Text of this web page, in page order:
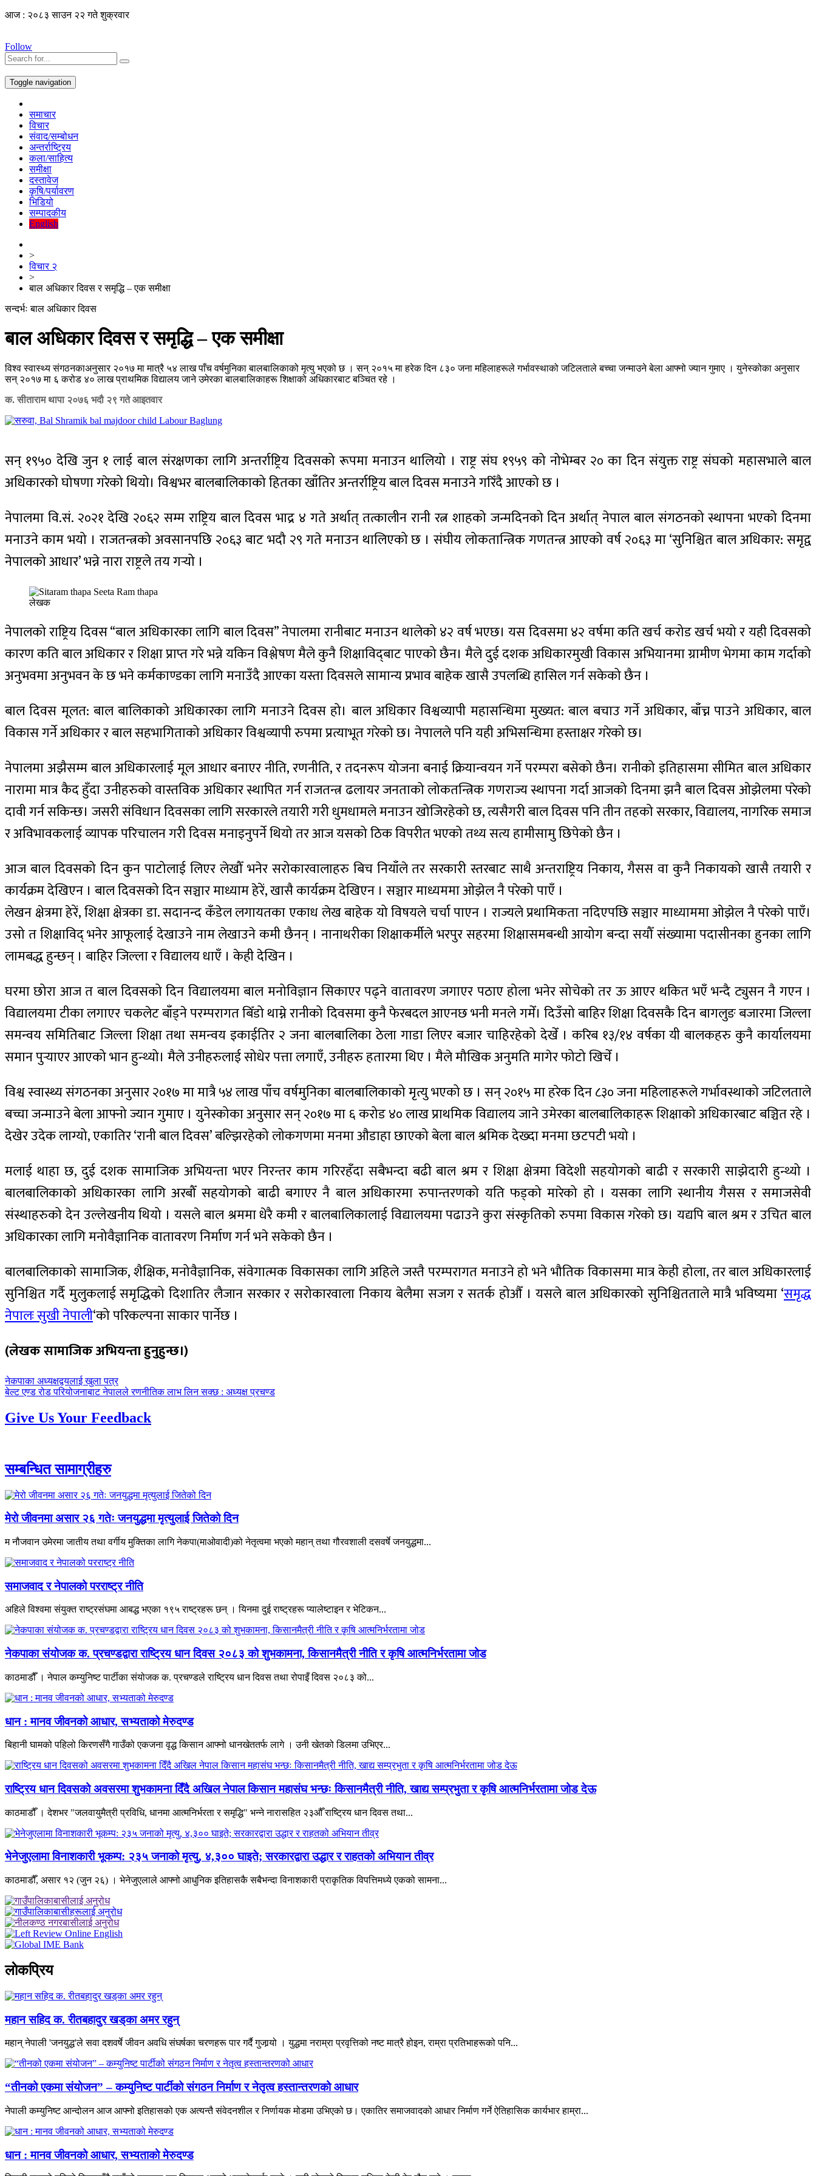
आज : २०८३ साउन २२ गते शुक्रवार
Follow
Toggle navigation
समाचार
विचार
संवाद/सम्बोधन
अन्तर्राष्ट्रिय
कला/साहित्य
समीक्षा
दस्तावेज
कृषि/पर्यावरण
भिडियो
सम्पादकीय
English
>
विचार २
>
बाल अधिकार दिवस र समृद्धि – एक समीक्षा
सन्दर्भः बाल अधिकार दिवस
बाल अधिकार दिवस र समृद्धि – एक समीक्षा
विश्व स्वास्थ्य संगठनकाअनुसार २०१७ मा मात्रै ५४ लाख पाँच वर्षमुनिका बालबालिकाको मृत्यु भएको छ । सन् २०१५ मा हरेक दिन ८३० जना महिलाहरूले गर्भावस्थाको जटिलताले बच्चा जन्माउने बेला आफ्नो ज्यान गुमाए । युनेस्कोका अनुसार
सन् २०१७ मा ६ करोड ४० लाख प्राथमिक विद्यालय जाने उमेरका बालबालिकाहरू शिक्षाको अधिकारबाट बञ्चित रहे ।
क. सीताराम थापा २०७६ भदौ २९ गते आइतवार
सन् १९५० देखि जुन १ लाई बाल संरक्षणका लागि अन्तर्राष्ट्रिय दिवसको रूपमा मनाउन थालियो । राष्ट्र संघ १९५९ को नोभेम्बर २० का दिन संयुक्त राष्ट्र संघको महासभाले बाल
अधिकारको घोषणा गरेको थियो। विश्वभर बालबालिकाको हितका खाँतिर अन्तर्राष्ट्रिय बाल दिवस मनाउने गरिँदै आएको छ ।
नेपालमा वि.सं. २०२१ देखि २०६२ सम्म राष्ट्रिय बाल दिवस भाद्र ४ गते अर्थात् तत्कालीन रानी रत्न शाहको जन्मदिनको दिन अर्थात् नेपाल बाल संगठनको स्थापना भएको दिनमा
मनाउने काम भयो । राजतन्त्रको अवसानपछि २०६३ बाट भदौ २९ गते मनाउन थालिएको छ । संघीय लोकतान्त्रिक गणतन्त्र आएको वर्ष २०६३ मा ‘सुनिश्चित बाल अधिकार: समृद्व
नेपालको आधार’ भन्ने नारा राष्ट्रले तय गर्‍यो ।
लेखक
नेपालको राष्ट्रिय दिवस “बाल अधिकारका लागि बाल दिवस” नेपालमा रानीबाट मनाउन थालेको ४२ वर्ष भएछ। यस दिवसमा ४२ वर्षमा कति खर्च करोड खर्च भयो र यही दिवसको
कारण कति बाल अधिकार र शिक्षा प्राप्त गरे भन्ने यकिन विश्लेषण मैले कुनै शिक्षाविद्‌बाट पाएको छैन। मैले दुई दशक अधिकारमुखी विकास अभियानमा ग्रामीण भेगमा काम गर्दाको
अनुभवमा अनुभवन के छ भने कर्मकाण्डका लागि मनाउँदै आएका यस्ता दिवसले सामान्य प्रभाव बाहेक खासै उपलब्धि हासिल गर्न सकेको छैन ।
बाल दिवस मूलत: बाल बालिकाको अधिकारका लागि मनाउने दिवस हो। बाल अधिकार विश्वव्यापी महासन्धिमा मुख्यत: बाल बचाउ गर्ने अधिकार, बाँच्न पाउने अधिकार, बाल
विकास गर्ने अधिकार र बाल सहभागिताको अधिकार विश्वव्यापी रुपमा प्रत्याभूत गरेको छ। नेपालले पनि यही अभिसन्धिमा हस्ताक्षर गरेको छ।
नेपालमा अझैसम्म बाल अधिकारलाई मूल आधार बनाएर नीति, रणनीति, र तदनरूप योजना बनाई क्रियान्वयन गर्ने परम्परा बसेको छैन। रानीको इतिहासमा सीमित बाल अधिकार
नारामा मात्र कैद हुँदा उनीहरुको वास्तविक अधिकार स्थापित गर्न राजतन्त्र ढलायर जनताको लोकतन्त्रिक गणराज्य स्थापना गर्दा आजको दिनमा झनै बाल दिवस ओझेलमा परेको
दावी गर्न सकिन्छ। जसरी संविधान दिवसका लागि सरकारले तयारी गरी धुमधामले मनाउन खोजिरहेको छ, त्यसैगरी बाल दिवस पनि तीन तहको सरकार, विद्यालय, नागरिक समाज
र अविभावकलाई व्यापक परिचालन गरी दिवस मनाइनुपर्ने थियो तर आज यसको ठिक विपरीत भएको तथ्य सत्य हामीसामु छिपेको छैन ।
आज बाल दिवसको दिन कुन पाटोलाई लिएर लेखौँ भनेर सरोकारवालाहरु बिच नियाँले तर सरकारी स्तरबाट साथै अन्तराष्ट्रिय निकाय, गैसस वा कुनै निकायको खासै तयारी र
कार्यक्रम देखिएन । बाल दिवसको दिन सञ्चार माध्याम हेरें, खासै कार्यक्रम देखिएन । सञ्चार माध्यममा ओझेल नै परेको पाएँ ।
लेखन क्षेत्रमा हेरें, शिक्षा क्षेत्रका डा. सदानन्द कँडेल लगायतका एकाध लेख बाहेक यो विषयले चर्चा पाएन । राज्यले प्रथामिकता नदिएपछि सञ्चार माध्याममा ओझेल नै परेको पाएँ।
उसो त शिक्षाविद्‌ भनेर आफूलाई देखाउने नाम लेखाउने कमी छैनन् । नानाथरीका शिक्षाकर्मीले भरपुर सहरमा शिक्षासमबन्धी आयोग बन्दा सयौँ संख्यामा पदासीनका हुनका लागि
लामबद्ध हुन्छन् । बाहिर जिल्ला र विद्यालय धाएँ । केही देखिन ।
घरमा छोरा आज त बाल दिवसको दिन विद्यालयमा बाल मनोविज्ञान सिकाएर पढ्ने वातावरण जगाएर पठाए होला भनेर सोचेको तर ऊ आएर थकित भएँ भन्दै ट्युसन नै गएन ।
विद्यालयमा टीका लगाएर चकलेट बाँड्ने परम्परागत बिँडो थाम्ने रानीको दिवसमा कुनै फेरबदल आएनछ भनी मनले गमेँ। दिउँसो बाहिर शिक्षा दिवसकै दिन बागलुङ बजारमा जिल्ला
समन्वय समितिबाट जिल्ला शिक्षा तथा समन्वय इकाईतिर २ जना बालबालिका ठेला गाडा लिएर बजार चाहिरहेको देखेँ । करिब १३/१४ वर्षका यी बालकहरु कुनै कार्यालयमा
समान पुर्‍याएर आएको भान हुन्थ्यो। मैले उनीहरुलाई सोधेर पत्ता लगाएँ, उनीहरु हतारमा थिए । मैले मौखिक अनुमति मागेर फोटो खिचेँ ।
विश्व स्वास्थ्य संगठनका अनुसार २०१७ मा मात्रै ५४ लाख पाँच वर्षमुनिका बालबालिकाको मृत्यु भएको छ । सन् २०१५ मा हरेक दिन ८३० जना महिलाहरूले गर्भावस्थाको जटिलताले
बच्चा जन्माउने बेला आफ्नो ज्यान गुमाए । युनेस्कोका अनुसार सन् २०१७ मा ६ करोड ४० लाख प्राथमिक विद्यालय जाने उमेरका बालबालिकाहरू शिक्षाको अधिकारबाट बञ्चित रहे ।
देखेर उदेक लाग्यो, एकातिर ‘रानी बाल दिवस’ बल्झिरहेको लोकगणमा मनमा औडाहा छाएको बेला बाल श्रमिक देख्दा मनमा छटपटी भयो ।
मलाई थाहा छ, दुई दशक सामाजिक अभियन्ता भएर निरन्तर काम गरिरहँदा सबैभन्दा बढी बाल श्रम र शिक्षा क्षेत्रमा विदेशी सहयोगको बाढी र सरकारी साझेदारी हुन्थ्यो ।
बालबालिकाको अधिकारका लागि अरबौँ सहयोगको बाढी बगाएर नै बाल अधिकारमा रुपान्तरणको यति फड्को मारेको हो । यसका लागि स्थानीय गैसस र समाजसेवी
संस्थाहरुको देन उल्लेखनीय थियो । यसले बाल श्रममा धेरै कमी र बालबालिकालाई विद्यालयमा पढाउने कुरा संस्कृतिको रुपमा विकास गरेको छ। यद्यपि बाल श्रम र उचित बाल
अधिकारका लागि मनोवैज्ञानिक वातावरण निर्माण गर्न भने सकेको छैन ।
बालबालिकाको सामाजिक, शैक्षिक, मनोवैज्ञानिक, संवेगात्मक विकासका लागि अहिले जस्तै परम्परागत मनाउने हो भने भौतिक विकासमा मात्र केही होला, तर बाल अधिकारलाई
सुनिश्चित गर्दै मुलुकलाई समृद्धिको दिशातिर लैजान सरकार र सरोकारवाला निकाय बेलैमा सजग र सतर्क होऔँ । यसले बाल अधिकारको सुनिश्चितताले मात्रै भविष्यमा ‘समृद्ध
नेपालः सुखी नेपाली‘को परिकल्पना साकार पार्नेछ ।
(लेखक सामाजिक अभियन्ता हुनुहुन्छ।)
पछिल्लाे
-
नेकपाका अध्यक्षद्वयलाई खुला पत्र
अघिल्लाे
बेल्ट एण्ड रोड परियोजनाबाट नेपालले रणनीतिक लाभ लिन सक्छ : अध्यक्ष प्रचण्ड
Give Us Your Feedback
सम्बन्धित सामाग्रीहरु
मेरो जीवनमा असार २६ गतेः जनयुद्धमा मृत्युलाई जितेको दिन
म नौजवान उमेरमा जातीय तथा वर्गीय मुक्तिका लागि नेकपा(माओवादी)को नेतृत्वमा भएको महान् तथा गौरवशाली दसवर्षे जनयुद्धमा...
समाजवाद र नेपालको परराष्ट्र नीति
अहिले विश्वमा संयुक्त राष्ट्रसंघमा आबद्ध भएका १९५ राष्ट्रहरू छन् । यिनमा दुई राष्ट्रहरू प्यालेष्टाइन र भेटिकन...
नेकपाका संयोजक क. प्रचण्डद्वारा राष्ट्रिय धान दिवस २०८३ को शुभकामना, किसानमैत्री नीति र कृषि आत्मनिर्भरतामा जोड
काठमाडौँ । नेपाल कम्युनिष्ट पार्टीका संयोजक क. प्रचण्डले राष्ट्रिय धान दिवस तथा रोपाइँ दिवस २०८३ को...
धान : मानव जीवनको आधार, सभ्यताको मेरुदण्ड
बिहानी घामको पहिलो किरणसँगै गाउँको एकजना वृद्ध किसान आफ्नो धानखेततर्फ लागे । उनी खेतको डिलमा उभिएर...
राष्ट्रिय धान दिवसको अवसरमा शुभकामना दिँदै अखिल नेपाल किसान महासंघ भन्छः किसानमैत्री नीति, खाद्य सम्प्रभुता र कृषि आत्मनिर्भरतामा जोड देऊ
काठमाडौँ । देशभर "जलवायुमैत्री प्रविधि, धानमा आत्मनिर्भरता र समृद्धि" भन्ने नारासहित २३औँ राष्ट्रिय धान दिवस तथा...
भेनेजुएलामा विनाशकारी भूकम्प: २३५ जनाको मृत्यु, ४,३०० घाइते; सरकारद्वारा उद्धार र राहतको अभियान तीव्र
काठमाडौँ, असार १२ (जुन २६) । भेनेजुएलाले आफ्नो आधुनिक इतिहासकै सबैभन्दा विनाशकारी प्राकृतिक विपत्तिमध्ये एकको सामना...
लाेकप्रिय
महान सहिद क. रीतबहादुर खड्‌का अमर रहुन्
महान् नेपाली 'जनयुद्ध'ले सवा दशवर्षे जीवन अवधि संघर्षका चरणहरू पार गर्दै गुजार्‍यो । युद्धमा नराम्रा प्रवृत्तिको नष्ट मात्रै होइन, राम्रा प्रतिभाहरूको पनि...
“तीनको एकमा संयोजन” – कम्युनिष्ट पार्टीको संगठन निर्माण र नेतृत्व हस्तान्तरणको आधार
नेपाली कम्युनिष्ट आन्दोलन आज आफ्नो इतिहासको एक अत्यन्तै संवेदनशील र निर्णायक मोडमा उभिएको छ। एकातिर समाजवादको आधार निर्माण गर्ने ऐतिहासिक कार्यभार हाम्रा...
धान : मानव जीवनको आधार, सभ्यताको मेरुदण्ड